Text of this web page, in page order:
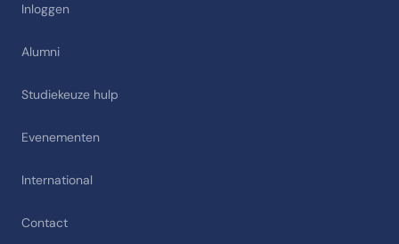
Inloggen
Alumni
Studiekeuze hulp
Evenementen
International
Contact